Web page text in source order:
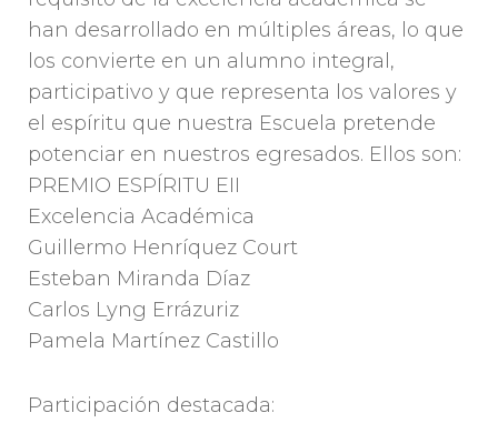
han desarrollado en múltiples áreas, lo que
los convierte en un alumno integral,
participativo y que representa los valores y
el espíritu que nuestra Escuela pretende
potenciar en nuestros egresados. Ellos son:
PREMIO ESPÍRITU EII
Excelencia Académica
Guillermo Henríquez Court
Esteban Miranda Díaz
Carlos Lyng Errázuriz
Pamela Martínez Castillo
Participación destacada: